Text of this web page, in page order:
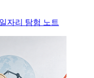
자리 탐험 노트